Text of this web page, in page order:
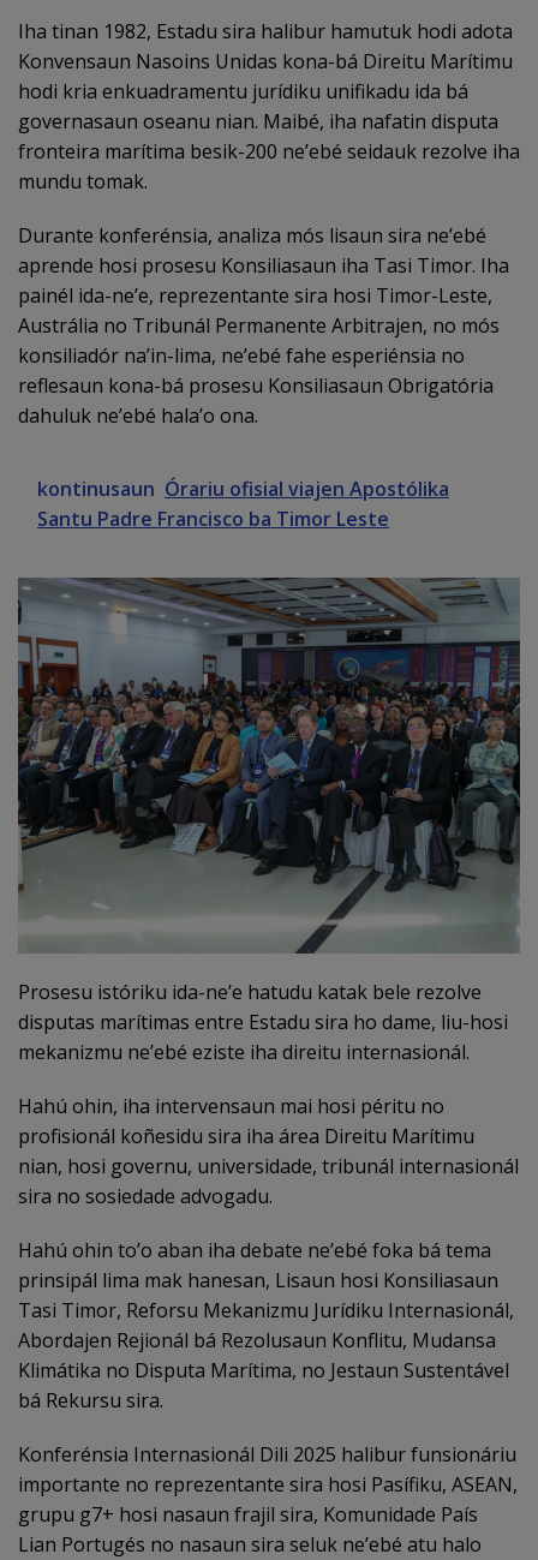
Iha tinan 1982, Estadu sira halibur hamutuk hodi adota
Konvensaun Nasoins Unidas kona-bá Direitu Marítimu
hodi kria enkuadramentu jurídiku unifikadu ida bá
governasaun oseanu nian. Maibé, iha nafatin disputa
fronteira marítima besik-200 ne’ebé seidauk rezolve iha
mundu tomak.
Durante konferénsia, analiza mós lisaun sira ne’ebé
aprende hosi prosesu Konsiliasaun iha Tasi Timor. Iha
painél ida-ne’e, reprezentante sira hosi Timor-Leste,
Austrália no Tribunál Permanente Arbitrajen, no mós
konsiliadór na’in-lima, ne’ebé fahe esperiénsia no
reflesaun kona-bá prosesu Konsiliasaun Obrigatória
dahuluk ne’ebé hala’o ona.
kontinusaun Órariu ofisial viajen Apostólika
Santu Padre Francisco ba Timor Leste
Prosesu istóriku ida-ne’e hatudu katak bele rezolve
disputas marítimas entre Estadu sira ho dame, liu-hosi
mekanizmu ne’ebé eziste iha direitu internasionál.
Hahú ohin, iha intervensaun mai hosi péritu no
profisionál koñesidu sira iha área Direitu Marítimu
nian, hosi governu, universidade, tribunál internasionál
sira no sosiedade advogadu.
Hahú ohin to’o aban iha debate ne’ebé foka bá tema
prinsipál lima mak hanesan, Lisaun hosi Konsiliasaun
Tasi Timor, Reforsu Mekanizmu Jurídiku Internasionál,
Abordajen Rejionál bá Rezolusaun Konflitu, Mudansa
Klimátika no Disputa Marítima, no Jestaun Sustentável
bá Rekursu sira.
Konferénsia Internasionál Dili 2025 halibur funsionáriu
importante no reprezentante sira hosi Pasífiku, ASEAN,
grupu g7+ hosi nasaun frajil sira, Komunidade País
Lian Portugés no nasaun sira seluk ne’ebé atu halo